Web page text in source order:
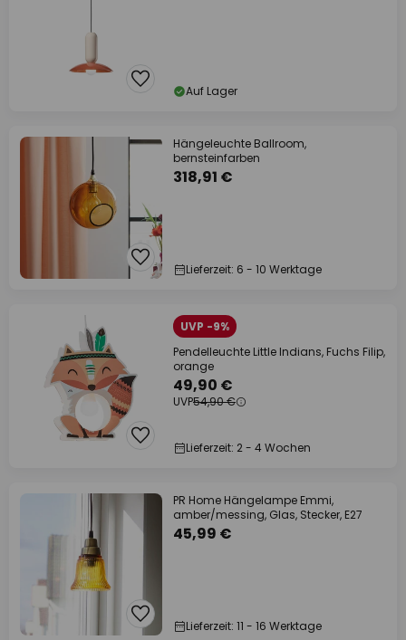
Auf Lager
Hängeleuchte Ballroom,
bernsteinfarben
318,91 €
Lieferzeit: 6 - 10 Werktage
UVP -9%
Pendelleuchte Little Indians, Fuchs Filip,
orange
49,90 €
UVP54,90 €
Lieferzeit: 2 - 4 Wochen
PR Home Hängelampe Emmi,
amber/messing, Glas, Stecker, E27
45,99 €
Lieferzeit: 11 - 16 Werktage